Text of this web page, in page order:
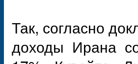
Так, согласно
доходы Ирана